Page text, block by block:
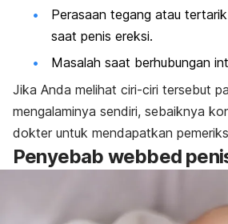
Perasaan tegang atau
saat penis ereksi.
Masalah saat berhubungan
Jika Anda melihat ciri-ciri tersebut
mengalaminya sendiri, sebaiknya
dokter untuk mendapatkan
Penyebab webbed